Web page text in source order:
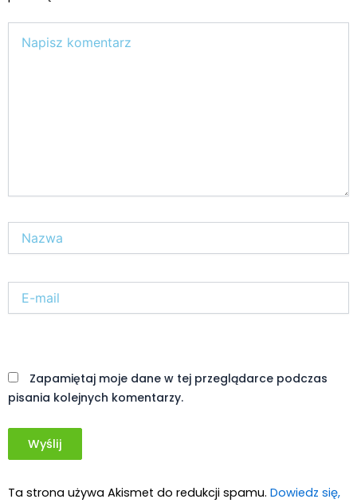
tutaj..
mail*
Zapamiętaj moje dane w tej przeglądarce podczas
pisania kolejnych komentarzy.
Ta strona używa Akismet do redukcji spamu. Dowiedz się,